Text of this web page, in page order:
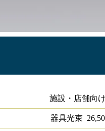
施設・店舗向
器具光束